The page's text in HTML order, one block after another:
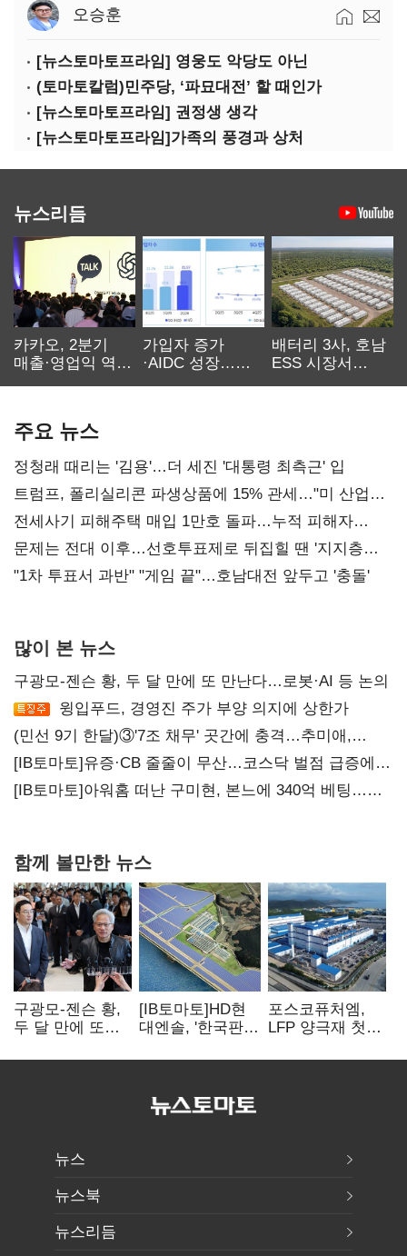
오승훈
[뉴스토마토프라임] 영웅도 악당도 아닌
(토마토칼럼)민주당, ‘파묘대전’ 할 때인가
[뉴스토마토프라임] 권정생 생각
[뉴스토마토프라임]가족의 풍경과 상처
뉴스리듬
카카오, 2분기
매출·영업익 역대
가입자 증가
·AIDC 성장…
배터리 3사, 호남
ESS 시장서
주요 뉴스
정청래 때리는 '김용'…더 세진 '대통령 최측근' 입
트럼프, 폴리실리콘 파생상품에 15% 관세…"미 산업
재건"
전세사기 피해주택 매입 1만호 돌파…누적 피해자
4만278명
문제는 전대 이후…선호투표제로 뒤집힐 땐 '지지층
불복'
"1차 투표서 과반" "게임 끝"…호남대전 앞두고 '충돌'
많이 본 뉴스
구광모-젠슨 황, 두 달 만에 또 만난다…로봇·AI 등 논의
윙입푸드, 경영진 주가 부양 의지에 상한가
(민선 9기 한달)③'7조 채무' 곳간에 충격…추미애,
20년만에 '비상재정' 선언 승부수
[IB토마토]유증·CB 줄줄이 무산…코스닥 벌점 급증에
상폐 압박
[IB토마토]아워홈 떠난 구미현, 본느에 340억 베팅…
함께 볼만한 뉴스
구광모-젠슨 황,
두 달 만에 또
등 논의
[IB토마토]HD현
대엔솔, '한국판
세액공제 선택이
포스코퓨처엠,
LFP 양극재 첫
ESS 시장 공략
뉴스
뉴스북
뉴스리듬